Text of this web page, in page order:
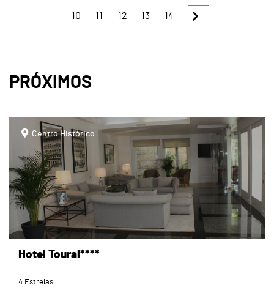
10 11 12 13 14
PRÓXIMOS
Centro Histórico
Hotel Toural****
4 Estrelas